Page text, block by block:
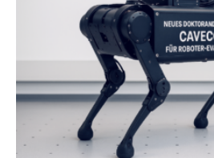
Prozessoren stoßen an ihre
viel Energie, die Speicher- und
sind voneinander getrennt und
bremst komplexe Anwendungen
immer größer werden und
verarbeiten müssen, steigt der
Rechenarchitekturen. Neben
rücken dabei insbesondere…